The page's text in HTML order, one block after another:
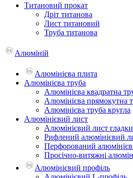
Титановий прокат
Дріт титанова
Лист титановий
Труба титанова
Алюміній
Алюмінієва плита
Алюмінієва труба
Алюмінієва квадратна
Алюмінієва прямокутна
Алюмінієва труба кругла
Алюмінієвий лист
Алюмінієвий лист
Рифлений алюмінієвий
Перфорований
Просічно-витяжні
Алюмінієвий профіль